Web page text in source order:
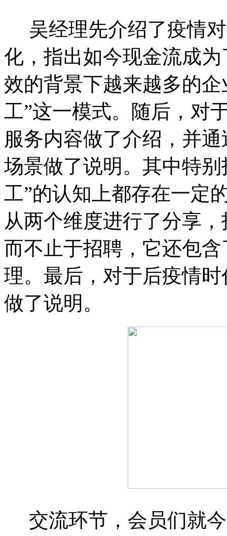
吴经理先介绍了疫情
化，指出如今现金流成
效的背景下越来越多的
工”这一模式。随后，对
服务内容做了介绍，并
场景做了说明。其中特
工”的认知上都存在一定
从两个维度进行了分享
而不止于招聘，它还包
理。最后，对于后疫情
做了说明。
交流环节，会员们就